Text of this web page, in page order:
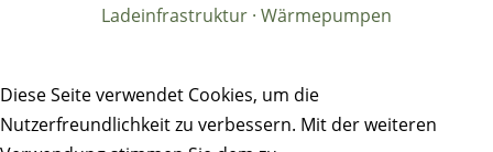
Ladeinfrastruktur · Wärmepumpen
Diese Seite verwendet Cookies, um die
Nutzerfreundlichkeit zu verbessern. Mit der weiteren